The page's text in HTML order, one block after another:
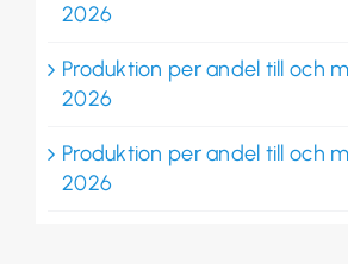
2026
Produktion per andel till och
2026
Produktion per andel till och
2026